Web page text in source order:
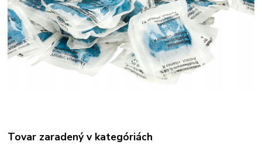
Tovar zaradený v kategóriách